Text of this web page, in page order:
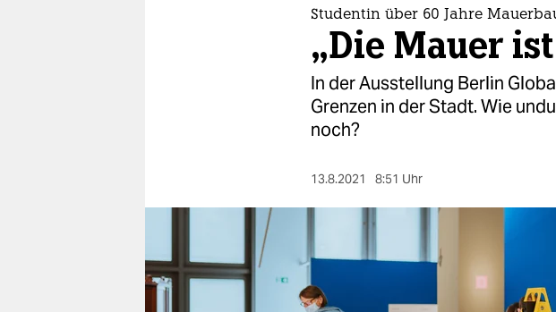
nord
wahrheit
Studentin über 60 Jahre
„Die Mauer
In der Ausstellung Berlin
Grenzen in der Stadt. Wie
noch?
13.8.2021 8:51 Uhr